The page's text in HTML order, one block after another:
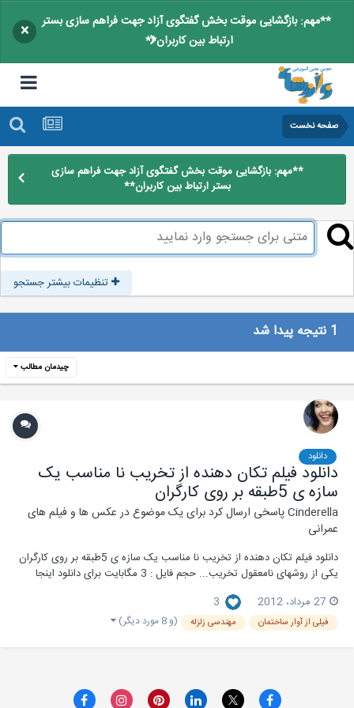
**مهم: بازگشایی موقت بخش گفتگوی آزاد جهت فراهم سازی بستر
ارتباط بین کاربران**
×
صفحه نخست
**مهم: بازگشایی موقت بخش گفتگوی آزاد جهت فراهم سازی
بستر ارتباط بین کاربران**
تنظیمات بیشتر جستجو
چیدمان مطالب
دانلود
دانلود فیلم تکان دهنده از تخریب نا مناسب یک
سازه ی 5طبقه بر روی کارگران
Cinderellaپاسخی ارسال کرد برای یک موضوع درعکس ها و فیلم های
عمرانی
دانلود فیلم تکان دهنده از تخریب نا مناسب یک سازه ی 5طبقه بر روی کارگران
یکی از روشهای نامعقول تخریب... حجم فايل : 3 مگابایت برای دانلود اینجا
27 مرداد، 2012 3
فیلی از آوار ساختمان مهندسی زلزله (و 8 مورد دیگر)